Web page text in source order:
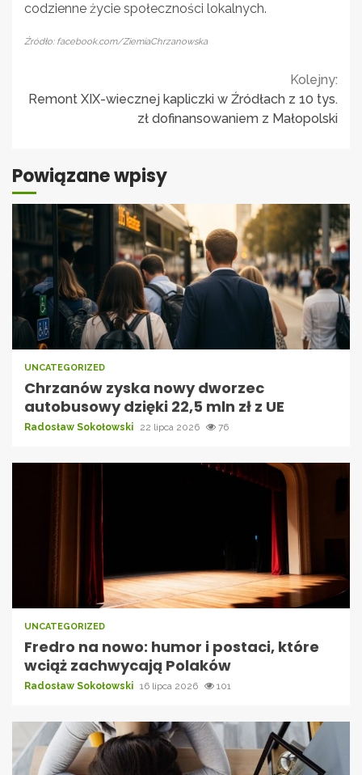
codzienne życie społeczności lokalnych.
Źródło: facebook.com/ZiemiaChrzanowska
Continue
Kolejny:
Remont XIX-wiecznej kapliczki w Źródłach z 10 tys.
zł dofinansowaniem z Małopolski
Powiązane wpisy
UNCATEGORIZED
Chrzanów zyska nowy dworzec
autobusowy dzięki 22,5 mln zł z UE
Radosław Sokołowski 22 lipca 2026 76
UNCATEGORIZED
Fredro na nowo: humor i postaci, które
wciąż zachwycają Polaków
Radosław Sokołowski 16 lipca 2026 101